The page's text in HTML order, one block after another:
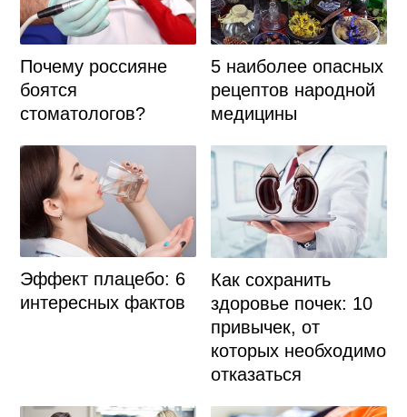
Почему россияне
боятся
стоматологов?
5 наиболее опасных
рецептов народной
медицины
Эффект плацебо: 6
интересных фактов
Как сохранить
здоровье почек: 10
привычек, от
которых необходимо
отказаться